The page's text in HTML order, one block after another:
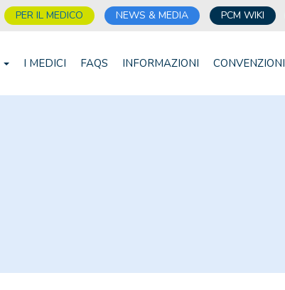
PER IL MEDICO NEWS & MEDIA PCM WIKI
I MEDICI FAQS INFORMAZIONI CONVENZIONI